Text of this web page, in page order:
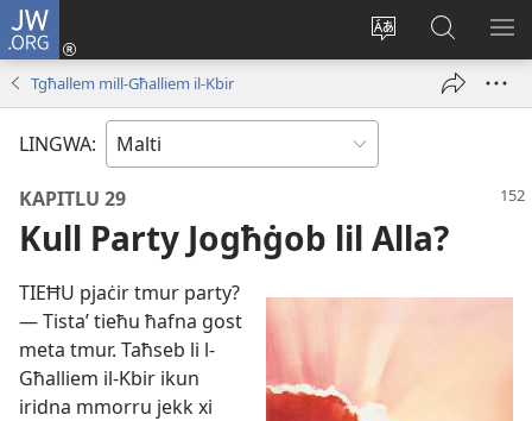
JW.ORG
Biddel
lingwa
Illoggja
(opens
Fittex
f’JW.ORG
Tgħallem mill-Għalliem il-Kbir
LINGWA:
KAPITLU 29
Kull Party Jogħġob lil Alla?
TIEĦU pjaċir tmur party?
— Tistaʼ tieħu ħafna gost
meta tmur. Taħseb li l-​
Għalliem il-​Kbir ikun
iridna mmorru jekk xi